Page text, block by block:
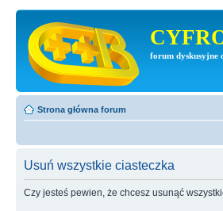
forum dyskusyjne
Strona główna forum
Usuń wszystkie ciasteczka
Czy jesteś pewien, że chcesz usunąć